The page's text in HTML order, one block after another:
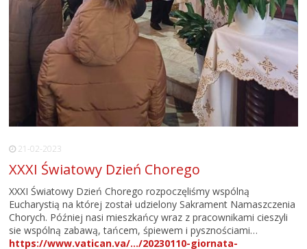
21-02-2023
XXXI Światowy Dzień Chorego
XXXI Światowy Dzień Chorego rozpoczęliśmy wspólną
Eucharystią na której został udzielony Sakrament Namaszczenia
Chorych. Później nasi mieszkańcy wraz z pracownikami cieszyli
sie wspólną zabawą, tańcem, śpiewem i pysznościami…
https://www.vatican.va/…/20230110-giornata-